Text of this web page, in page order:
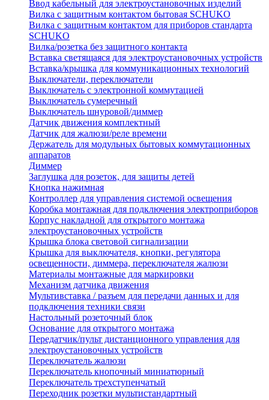
Ввод кабельный для электроустановочных изделий
Вилка с защитным контактом бытовая SCHUKO
Вилка с защитным контактом для приборов стандарта
SCHUKO
Вилка/розетка без защитного контакта
Вставка светящаяся для электроустановочных устройств
Вставка/крышка для коммуникационных технологий
Выключатели, переключатели
Выключатель с электронной коммутацией
Выключатель сумеречный
Выключатель шнуровой/диммер
Датчик движения комплектный
Датчик для жалюзи/реле времени
Держатель для модульных бытовых коммутационных
аппаратов
Диммер
Заглушка для розеток, для защиты детей
Кнопка нажимная
Контроллер для управления системой освещения
Коробка монтажная для подключения электроприборов
Корпус накладной для открытого монтажа
электроустановочных устройств
Крышка блока световой сигнализации
Крышка для выключателя, кнопки, регулятора
освещенности, диммера, переключателя жалюзи
Материалы монтажные для маркировки
Механизм датчика движения
Мультивставка / разъем для передачи данных и для
подключения техники связи
Настольный розеточный блок
Основание для открытого монтажа
Передатчик/пульт дистанционного управления для
электроустановочных устройств
Переключатель жалюзи
Переключатель кнопочный миниатюрный
Переключатель трехступенчатый
Переходник розетки мультистандартный